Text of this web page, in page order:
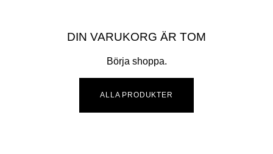
DIN VARUKORG ÄR TOM
Börja shoppa.
ALLA PRODUKTER